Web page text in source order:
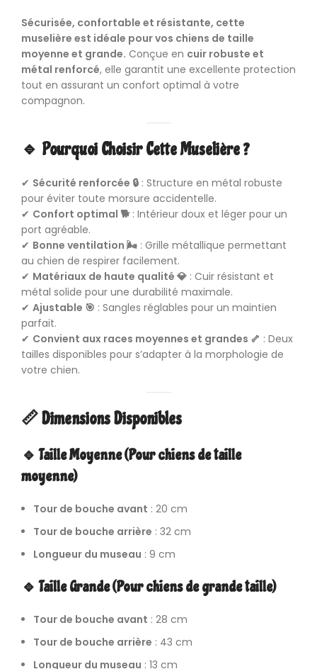
Sécurisée, confortable et résistante, cette
muselière est idéale pour vos chiens de taille
moyenne et grande. Conçue en cuir robuste et
métal renforcé, elle garantit une excellente protection
tout en assurant un confort optimal à votre
compagnon.
🔹 Pourquoi Choisir Cette Muselière ?
✔ Sécurité renforcée 🔒 : Structure en métal robuste
pour éviter toute morsure accidentelle.
✔ Confort optimal 🐕: Intérieur doux et léger pour un
port agréable.
✔ Bonne ventilation 🌬️ : Grille métallique permettant
au chien de respirer facilement.
✔ Matériaux de haute qualité 💎 : Cuir résistant et
métal solide pour une durabilité maximale.
✔ Ajustable 🎯 : Sangles réglables pour un maintien
parfait.
✔ Convient aux races moyennes et grandes 🦴 : Deux
tailles disponibles pour s’adapter à la morphologie de
votre chien.
📏 Dimensions Disponibles
🔹 Taille Moyenne (Pour chiens de taille
moyenne)
Tour de bouche avant : 20 cm
Tour de bouche arrière : 32 cm
Longueur du museau : 9 cm
🔹 Taille Grande (Pour chiens de grande taille)
Tour de bouche avant : 28 cm
Tour de bouche arrière : 43 cm
Longueur du museau : 13 cm